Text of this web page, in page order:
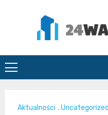
Aktualności ,Uncategorized